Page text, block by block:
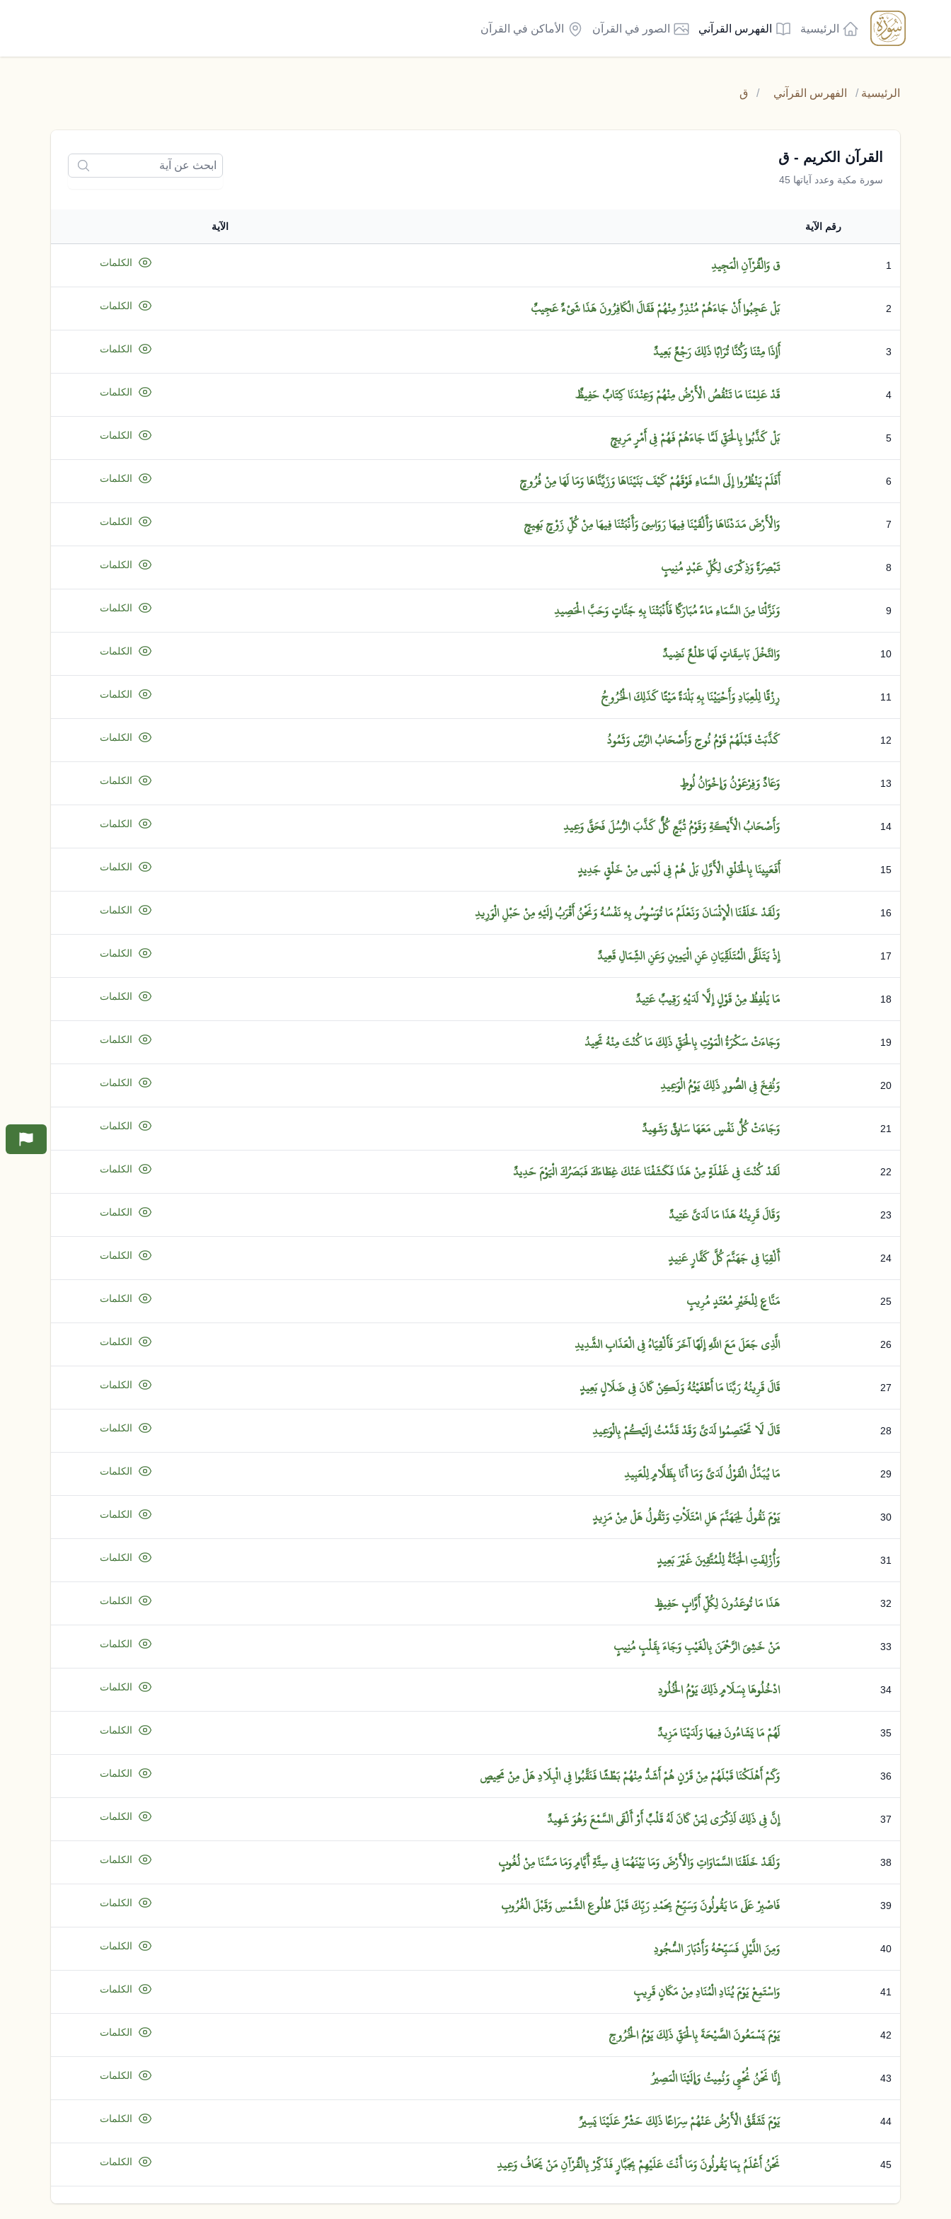
الرئيسية الفهرس القرآني الصور في القرآن الأماكن في القرآن
الرئيسية / الفهرس القرآني / ق
القرآن الكريم - ق
سورة مكية وعدد آياتها 45
رقم الآية الآية
1 قوَالْقُرْآنِالْمَجِيدِ الكلمات
2 بَلْعَجِبُواأَنْجَاءَهُمْمُنْذِرٌمِنْهُمْفَقَالَالْكَافِرُونَهَذَاشَيْءٌعَجِيبٌ الكلمات
3 أَإِذَامِتْنَاوَكُنَّاتُرَابًاذَلِكَرَجْعٌبَعِيدٌ الكلمات
4 قَدْعَلِمْنَامَاتَنْقُصُالْأَرْضُمِنْهُمْوَعِنْدَنَاكِتَابٌحَفِيظٌ الكلمات
5 بَلْكَذَّبُوابِالْحَقِّلَمَّاجَاءَهُمْفَهُمْفِيأَمْرٍمَرِيجٍ الكلمات
6 أَفَلَمْيَنْظُرُواإِلَىالسَّمَاءِفَوْقَهُمْكَيْفَبَنَيْنَاهَاوَزَيَّنَّاهَاوَمَالَهَامِنْفُرُوجٍ الكلمات
7 وَالْأَرْضَمَدَدْنَاهَاوَأَلْقَيْنَافِيهَارَوَاسِيَوَأَنْبَتْنَافِيهَامِنْكُلِّزَوْجٍبَهِيجٍ الكلمات
8 تَبْصِرَةًوَذِكْرَىلِكُلِّعَبْدٍمُنِيبٍ الكلمات
9 وَنَزَّلْنَامِنَالسَّمَاءِمَاءًمُبَارَكًافَأَنْبَتْنَابِهِجَنَّاتٍوَحَبَّالْحَصِيدِ الكلمات
10 وَالنَّخْلَبَاسِقَاتٍلَهَاطَلْعٌنَضِيدٌ الكلمات
11 رِزْقًالِلْعِبَادِوَأَحْيَيْنَابِهِبَلْدَةًمَيْتًاكَذَلِكَالْخُرُوجُ الكلمات
12 كَذَّبَتْقَبْلَهُمْقَوْمُنُوحٍوَأَصْحَابُالرَّسِّوَثَمُودُ الكلمات
13 وَعَادٌوَفِرْعَوْنُوَإِخْوَانُلُوطٍ الكلمات
14 وَأَصْحَابُالْأَيْكَةِوَقَوْمُتُبَّعٍكُلٌّكَذَّبَالرُّسُلَفَحَقَّوَعِيدِ الكلمات
15 أَفَعَيِينَابِالْخَلْقِالْأَوَّلِبَلْهُمْفِيلَبْسٍمِنْخَلْقٍجَدِيدٍ الكلمات
16 وَلَقَدْخَلَقْنَاالْإِنْسَانَوَنَعْلَمُمَاتُوَسْوِسُبِهِنَفْسُهُوَنَحْنُأَقْرَبُإِلَيْهِمِنْحَبْلِالْوَرِيدِ الكلمات
17 إِذْيَتَلَقَّىالْمُتَلَقِّيَانِعَنِالْيَمِينِوَعَنِالشِّمَالِقَعِيدٌ الكلمات
18 مَايَلْفِظُمِنْقَوْلٍإِلَّالَدَيْهِرَقِيبٌعَتِيدٌ الكلمات
19 وَجَاءَتْسَكْرَةُالْمَوْتِبِالْحَقِّذَلِكَمَاكُنْتَمِنْهُتَحِيدُ الكلمات
20 وَنُفِخَفِيالصُّورِذَلِكَيَوْمُالْوَعِيدِ الكلمات
21 وَجَاءَتْكُلُّنَفْسٍمَعَهَاسَائِقٌوَشَهِيدٌ الكلمات
22 لَقَدْكُنْتَفِيغَفْلَةٍمِنْهَذَافَكَشَفْنَاعَنْكَغِطَاءَكَفَبَصَرُكَالْيَوْمَحَدِيدٌ الكلمات
23 وَقَالَقَرِينُهُهَذَامَالَدَيَّعَتِيدٌ الكلمات
24 أَلْقِيَافِيجَهَنَّمَكُلَّكَفَّارٍعَنِيدٍ الكلمات
25 مَنَّاعٍلِلْخَيْرِمُعْتَدٍمُرِيبٍ الكلمات
26 الَّذِيجَعَلَمَعَاللَّهِإِلَهًاآخَرَفَأَلْقِيَاهُفِيالْعَذَابِالشَّدِيدِ الكلمات
27 قَالَقَرِينُهُرَبَّنَامَاأَطْغَيْتُهُوَلَكِنْكَانَفِيضَلَالٍبَعِيدٍ الكلمات
28 قَالَلَاتَخْتَصِمُوالَدَيَّوَقَدْقَدَّمْتُإِلَيْكُمْبِالْوَعِيدِ الكلمات
29 مَايُبَدَّلُالْقَوْلُلَدَيَّوَمَاأَنَابِظَلَّامٍلِلْعَبِيدِ الكلمات
30 يَوْمَنَقُولُلِجَهَنَّمَهَلِامْتَلَأْتِوَتَقُولُهَلْمِنْمَزِيدٍ الكلمات
31 وَأُزْلِفَتِالْجَنَّةُلِلْمُتَّقِينَغَيْرَبَعِيدٍ الكلمات
32 هَذَامَاتُوعَدُونَلِكُلِّأَوَّابٍحَفِيظٍ الكلمات
33 مَنْخَشِيَالرَّحْمَنَبِالْغَيْبِوَجَاءَبِقَلْبٍمُنِيبٍ الكلمات
34 ادْخُلُوهَابِسَلَامٍذَلِكَيَوْمُالْخُلُودِ الكلمات
35 لَهُمْمَايَشَاءُونَفِيهَاوَلَدَيْنَامَزِيدٌ الكلمات
36 وَكَمْأَهْلَكْنَاقَبْلَهُمْمِنْقَرْنٍهُمْأَشَدُّمِنْهُمْبَطْشًافَنَقَّبُوافِيالْبِلَادِهَلْمِنْمَحِيصٍ الكلمات
37 إِنَّفِيذَلِكَلَذِكْرَىلِمَنْكَانَلَهُقَلْبٌأَوْأَلْقَىالسَّمْعَوَهُوَشَهِيدٌ الكلمات
38 وَلَقَدْخَلَقْنَاالسَّمَاوَاتِوَالْأَرْضَوَمَابَيْنَهُمَافِيسِتَّةِأَيَّامٍوَمَامَسَّنَامِنْلُغُوبٍ الكلمات
39 فَاصْبِرْعَلَىمَايَقُولُونَوَسَبِّحْبِحَمْدِرَبِّكَقَبْلَطُلُوعِالشَّمْسِوَقَبْلَالْغُرُوبِ الكلمات
40 وَمِنَاللَّيْلِفَسَبِّحْهُوَأَدْبَارَالسُّجُودِ الكلمات
41 وَاسْتَمِعْيَوْمَيُنَادِالْمُنَادِمِنْمَكَانٍقَرِيبٍ الكلمات
42 يَوْمَيَسْمَعُونَالصَّيْحَةَبِالْحَقِّذَلِكَيَوْمُالْخُرُوجِ الكلمات
43 إِنَّانَحْنُنُحْيِيوَنُمِيتُوَإِلَيْنَاالْمَصِيرُ الكلمات
44 يَوْمَتَشَقَّقُالْأَرْضُعَنْهُمْسِرَاعًاذَلِكَحَشْرٌعَلَيْنَايَسِيرٌ الكلمات
45 نَحْنُأَعْلَمُبِمَايَقُولُونَوَمَاأَنْتَعَلَيْهِمْبِجَبَّارٍفَذَكِّرْبِالْقُرْآنِمَنْيَخَافُوَعِيدِ الكلمات